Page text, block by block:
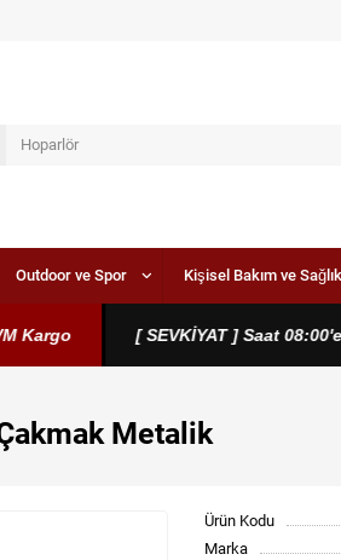
Outdoor ve Spor Kişisel Bakım ve Sağlık
[ SEVKİYAT ] Saat 08:00'e
Metalik
Ürün Kodu
Marka